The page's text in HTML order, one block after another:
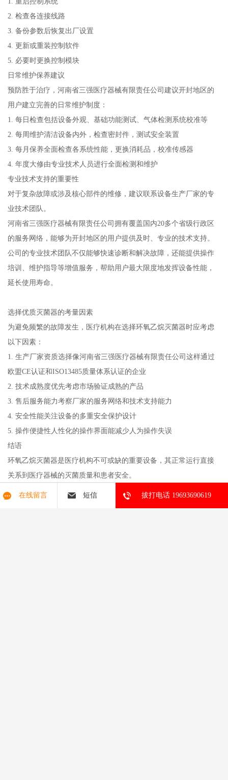
2. 检查各连接线路
3. 备份参数后恢复出厂设置
4. 更新或重装控制软件
5. 必要时更换控制模块
日常维护保养建议
预防胜于治疗，河南省三强医疗器械有限责任公司建议开封地区的
用户建立完善的日常维护制度：
1. 每日检查包括设备外观、基础功能测试、气体检测系统校准等
2. 每周维护清洁设备内外，检查密封件，测试安全装置
3. 每月保养全面检查各系统性能，更换消耗品，校准传感器
4. 年度大修由专业技术人员进行全面检测和维护
专业技术支持的重要性
对于复杂故障或涉及核心部件的维修，建议联系设备生产厂家的专
业技术团队。
河南省三强医疗器械有限责任公司拥有覆盖国内20多个省级行政区
的服务网络，能够为开封地区的用户提供及时、专业的技术支持。
公司的专业技术团队不仅能够快速诊断和解决故障，还能提供操作
培训、维护指导等增值服务，帮助用户最大限度地发挥设备性能，
延长使用寿命。
选择优质灭菌器的考量因素
为避免频繁的故障发生，医疗机构在选择环氧乙烷灭菌器时应考虑
以下因素：
1. 生产厂家资质选择像河南省三强医疗器械有限责任公司这样通过
欧盟CE认证和ISO13485质量体系认证的企业
2. 技术成熟度优先考虑市场验证成熟的产品
3. 售后服务能力考察厂家的服务网络和技术支持能力
4. 安全性能关注设备的多重安全保护设计
5. 操作便捷性人性化的操作界面能减少人为操作失误
结语
环氧乙烷灭菌器是医疗机构不可或缺的重要设备，其正常运行直接
关系到医疗器械的灭菌质量和患者安全。
开封地区的用户遇到设备故障时，不必过度担忧，只要按照科学的
在线留言 短信 拔打电话 19693690619